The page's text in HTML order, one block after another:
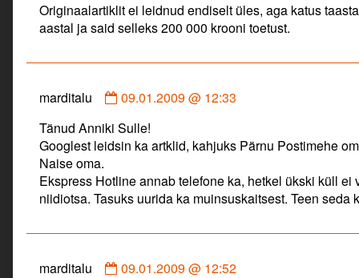
Originaalartiklit ei leidnud endiselt üles, aga katus
aastal ja said selleks 200 000 krooni toetust.
marditalu
Comment
marditalu
published
09.01.2009 @ 12:33
Tänud Anniki Sulle!
Googlest leidsin ka artklid, kahjuks Pärnu Postimehe
Naise oma.
Ekspress Hotline annab telefone ka, hetkel ükski küll
niidiotsa. Tasuks uurida ka muinsuskaitsest. Teen seda
marditalu
Comment
09.01.2009 @ 12:52